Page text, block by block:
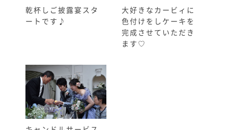
乾杯しご披露宴スタ
ートです♪
大好きなカービィに
色付けをしケーキを
完成させていただき
ます♡